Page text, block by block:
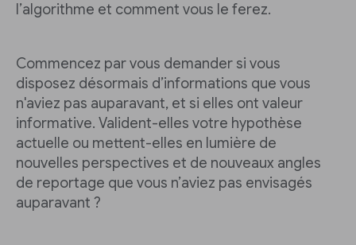
l’algorithme et comment vous le ferez.
Commencez par vous demander si vous
disposez désormais d’informations que vous
n'aviez pas auparavant, et si elles ont valeur
informative. Valident-elles votre hypothèse
actuelle ou mettent-elles en lumière de
nouvelles perspectives et de nouveaux angles
de reportage que vous n’aviez pas envisagés
auparavant ?